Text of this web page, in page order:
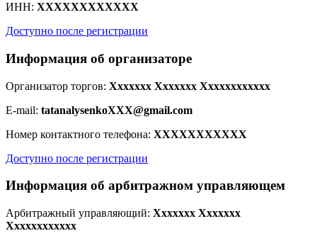
ИНН: XXXXXXXXXXXX
Доступно после регистрации
Информация об организаторе
Организатор торгов: Xxxxxxx Xxxxxxx Xxxxxxxxxxxx
E-mail: tatanalysenkoXXX@gmail.com
Номер контактного телефона: XXXXXXXXXXX
Доступно после регистрации
Информация об арбитражном управляющем
Арбитражный управляющий: Xxxxxxx Xxxxxxx
Xxxxxxxxxxxx